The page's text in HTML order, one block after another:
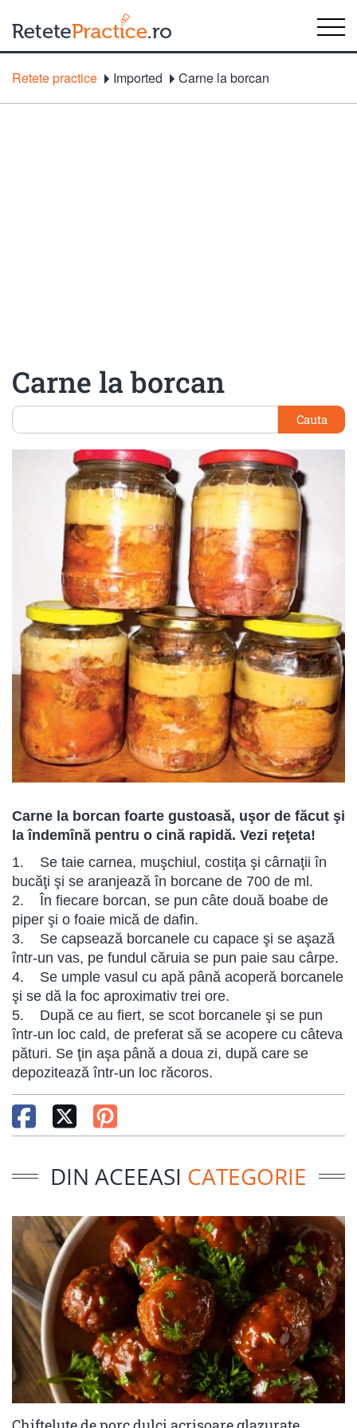
Retete practice Imported Carne la borcan
Carne la borcan
Cauta
Carne la borcan foarte gustoasă, uşor de făcut şi
la îndemînă pentru o cină rapidă. Vezi reţeta!
1. Se taie carnea, muşchiul, costiţa şi cârnaţii în
bucăţi şi se aranjează în borcane de 700 de ml.
2. În fiecare borcan, se pun câte două boabe de
piper şi o foaie mică de dafin.
3. Se capsează borcanele cu capace şi se aşază
într-un vas, pe fundul căruia se pun paie sau cârpe.
4. Se umple vasul cu apă până acoperă borcanele
şi se dă la foc aproximativ trei ore.
5. După ce au fiert, se scot borcanele şi se pun
într-un loc cald, de preferat să se acopere cu câteva
pături. Se ţin aşa până a doua zi, după care se
depozitează într-un loc răcoros.
DIN ACEEASI CATEGORIE